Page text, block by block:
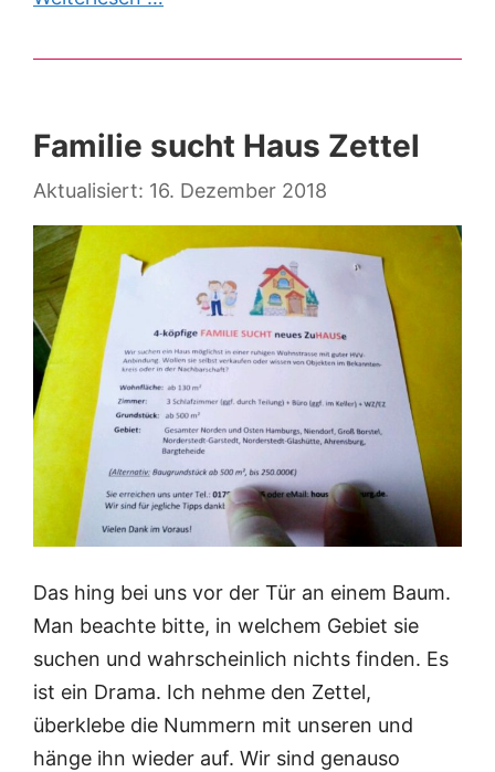
Familie sucht Haus Zettel
16. Dezember 2018
Das hing bei uns vor der Tür an einem Baum.
Man beachte bitte, in welchem Gebiet sie
suchen und wahrscheinlich nichts finden. Es
ist ein Drama. Ich nehme den Zettel,
überklebe die Nummern mit unseren und
hänge ihn wieder auf. Wir sind genauso